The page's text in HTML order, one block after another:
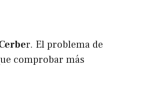
r. El problema de
comprobar más